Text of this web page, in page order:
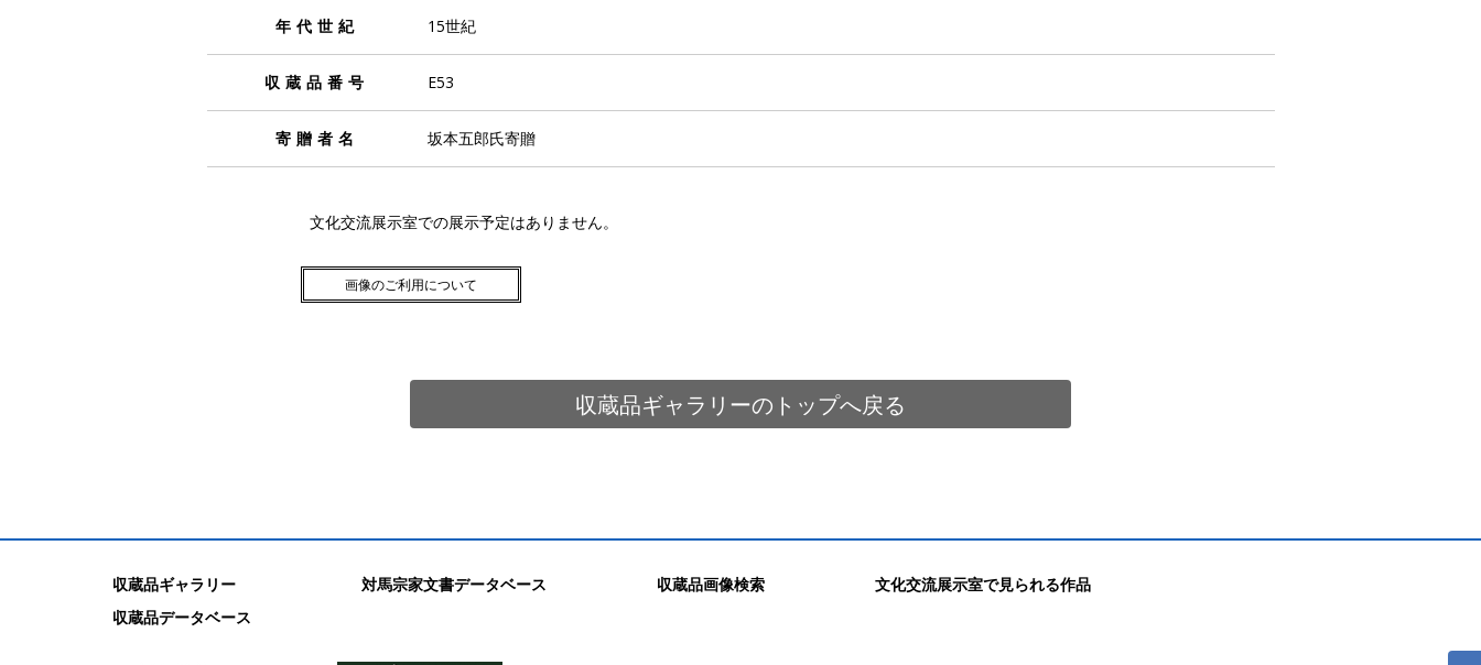
年代世紀 15世紀
収蔵品番号 E53
寄贈者名 坂本五郎氏寄贈
文化交流展示室での展示予定はありません。
画像のご利用について
収蔵品ギャラリーのトップへ戻る
収蔵品ギャラリー
収蔵品データベース
対馬宗家文書データベース 収蔵品画像検索 文化交流展示室で見られる作品